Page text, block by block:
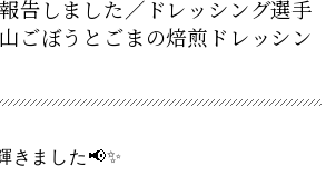
告しました／ドレッシング選手
ごぼうとごまの焙煎ドレッシン
きました📢✨